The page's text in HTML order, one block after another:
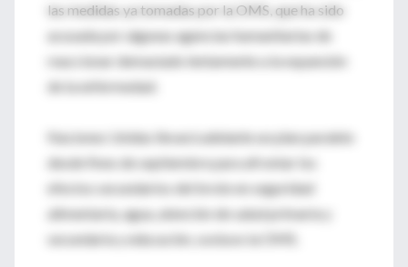
las medidas ya tomadas por la OMS, que ha sido
acusada por algunas agencias humanitarias de
reaccionar demasiado lentamente a la expansión
de la enfermedad.
Naciones Unidas llevará adelante un plan paralelo
desde fines de septiembre para afrontar los
efectos secundarios del brote en seguridad
alimentaria, agua, atención de salud primaria y
secundaria y educación, sostuvo la OMS.